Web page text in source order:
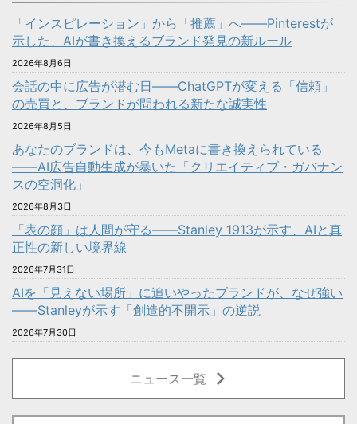
「インスピレーション」から「推薦」へ――Pinterestが
示した、AIが書き換えるブランド発見の新ルール
2026年8月6日
会話の中に広告が潜む日——ChatGPTが変える「信頼」
の売買と、ブランドが問われる新たな誠実性
2026年8月5日
あなたのブランドは、今もMetaに書き換えられている
——AI広告自動生成が暴いた「クリエイティブ・ガバナン
スの空洞化」
2026年8月3日
「表の顔」は人間が守る――Stanley 1913が示す、AIと真
正性の新しい境界線
2026年7月31日
AIを「見えない場所」に追いやったブランドが、なぜ強い
——Stanleyが示す「創造的不開示」の逆説
2026年7月30日
ニュース一覧